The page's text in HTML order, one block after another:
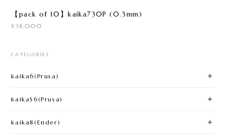
【pack of 10】kaika730P (0.3mm)
¥38,000
CATEGORIES
kaika6(Prusa)​
kaikaS6(Prusa)
kaika8(Ender)​